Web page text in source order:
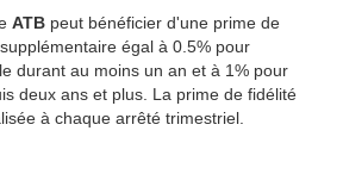
ATB peut bénéficier d'une prime de
égal à 0.5% pour
durant au moins un an et à 1% pour
deux ans et plus. La prime de fidélité
à chaque arrêté trimestriel.